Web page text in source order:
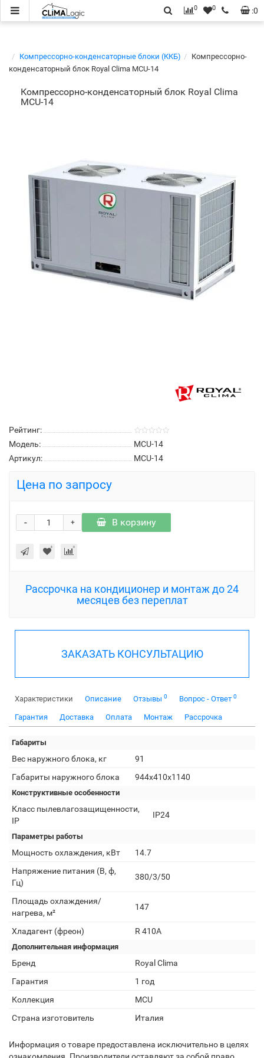
:0
0 0
Компрессорно-конденсаторные блоки (ККБ)
Компрессорно-
конденсаторный блок Royal Clima MCU-14
Компрессорно-конденсаторный блок Royal Clima
MCU-14
Рейтинг:
Модель:
MCU-14
Артикул:
MCU-14
Цена по запросу
+
- В корзину
Рассрочка на кондиционер и монтаж до 24
месяцев без переплат
ЗАКАЗАТЬ КОНСУЛЬТАЦИЮ
Характеристики Описание Отзывы 0 Вопрос - Ответ 0
Гарантия Доставка Оплата Монтаж Рассрочка
Габариты
Вес наружного блока, кг
91
Габариты наружного блока
944x410x1140
Конструктивные особенности
Класс пылевлагозащищенности,
IP
IP24
Параметры работы
Мощность охлаждения, кВт
14.7
Напряжение питания (В, ф,
Гц)
380/3/50
Площадь охлаждения/
нагрева, м²
147
Хладагент (фреон) R 410A
Дополнительная информация
Бренд
Royal Clima
Гарантия
1 год
Коллекция
MCU
Страна изготовитель
Италия
Информация о товаре предоставлена исключительно в целях